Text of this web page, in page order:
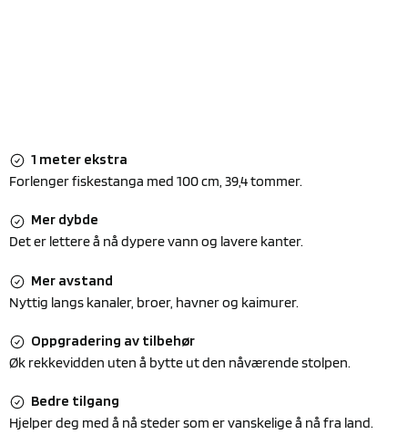
1 meter ekstra
Forlenger fiskestanga med 100 cm, 39,4 tommer.
Mer dybde
Det er lettere å nå dypere vann og lavere kanter.
Mer avstand
Nyttig langs kanaler, broer, havner og kaimurer.
Oppgradering av tilbehør
Øk rekkevidden uten å bytte ut den nåværende stolpen.
Bedre tilgang
Hjelper deg med å nå steder som er vanskelige å nå fra land.